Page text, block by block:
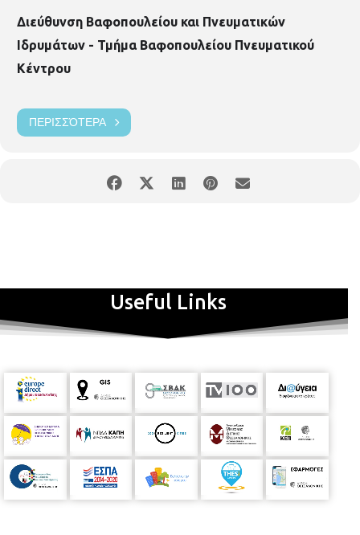
Διεύθυνση Βαφοπουλείου και Πνευματικών
Ιδρυμάτων - Τμήμα Βαφοπουλείου Πνευματικού
Κέντρου
ΠΕΡΙΣΣΌΤΕΡΑ
Useful Links